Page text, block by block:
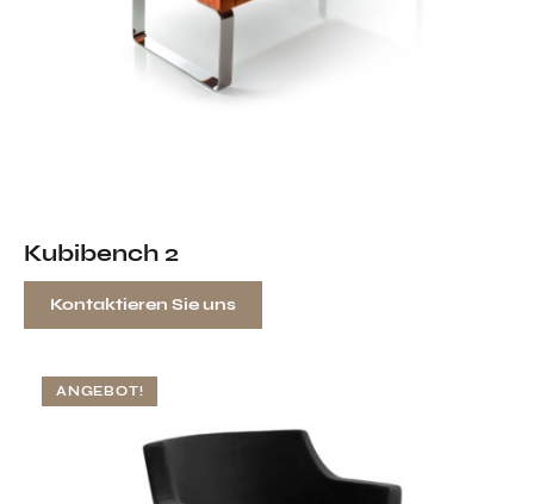
Kubibench 2
Kontaktieren Sie uns
ANGEBOT!